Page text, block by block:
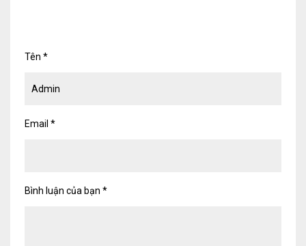
Tên *
Email *
Bình luận của bạn *